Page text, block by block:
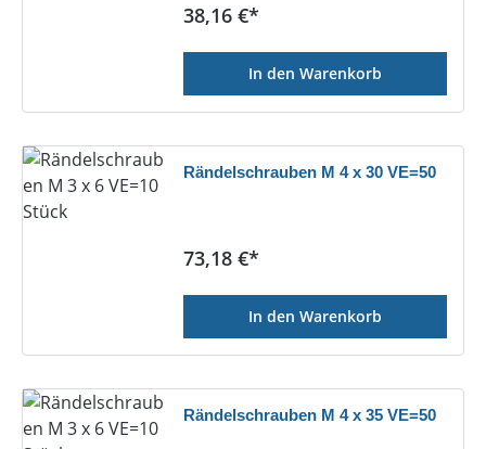
Regulärer Preis:
38,16 €*
In den Warenkorb
Rändelschrauben M 4 x 30 VE=50
Regulärer Preis:
73,18 €*
In den Warenkorb
Rändelschrauben M 4 x 35 VE=50